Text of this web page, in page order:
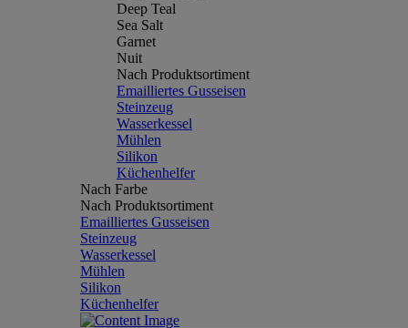
Deep Teal
Sea Salt
Garnet
Nuit
Nach Produktsortiment
Emailliertes Gusseisen
Steinzeug
Wasserkessel
Mühlen
Silikon
Küchenhelfer
Nach Farbe
Nach Produktsortiment
Emailliertes Gusseisen
Steinzeug
Wasserkessel
Mühlen
Silikon
Küchenhelfer